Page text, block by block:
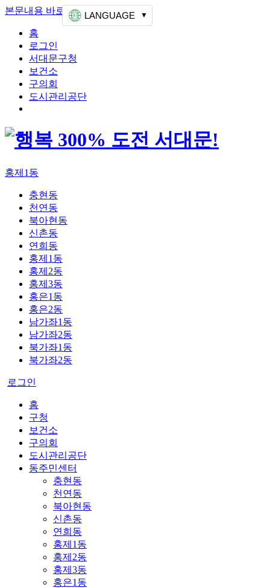
본문내용 바로가기 상단메뉴 가기
홈
로그인
서대문구청
보건소
구의회
도시관리공단
홍제1동
충현동
천연동
북아현동
신촌동
연희동
홍제1동
홍제2동
홍제3동
홍은1동
홍은2동
남가좌1동
남가좌2동
북가좌1동
북가좌2동
로그인
LANGUAGE
홈
구청
보건소
구의회
도시관리공단
동주민센터
충현동
천연동
북아현동
신촌동
연희동
홍제1동
홍제2동
홍제3동
홍은1동